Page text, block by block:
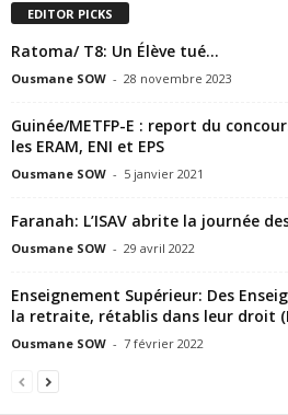
EDITOR PICKS
Ratoma/ T8: Un Élève tué…
Ousmane SOW - 28 novembre 2023
Guinée/METFP-E : report du
les ERAM, ENI et EPS
Ousmane SOW - 5 janvier 2021
Faranah: L’ISAV abrite la journée
Ousmane SOW - 29 avril 2022
Enseignement Supérieur: Des
la retraite, rétablis dans leur droit
Ousmane SOW - 7 février 2022